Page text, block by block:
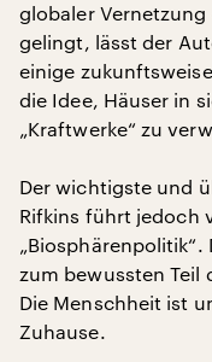
globaler
gelingt, lässt der
einige
die Idee, Häuser in
„Kraftwerke“ zu
Der wichtigste und
Rifkins führt jedoch
zum bewussten Teil
Die Menschheit ist
Zuhause.